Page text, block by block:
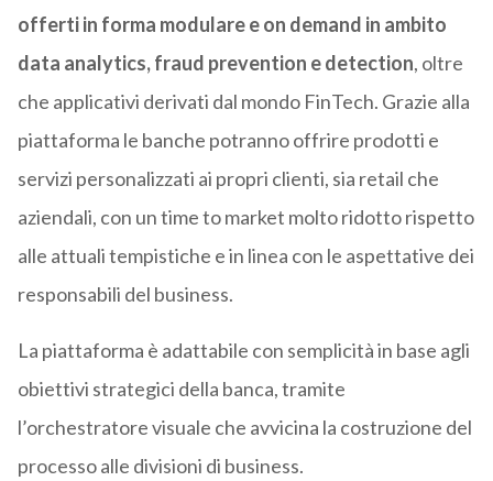
offerti in forma modulare e on demand in ambito
data analytics, fraud prevention e detection, oltre
che applicativi derivati dal mondo FinTech. Grazie alla
piattaforma le banche potranno offrire prodotti e
servizi personalizzati ai propri clienti, sia retail che
aziendali, con un time to market molto ridotto rispetto
alle attuali tempistiche e in linea con le aspettative dei
responsabili del business.
La piattaforma è adattabile con semplicità in base agli
obiettivi strategici della banca, tramite
l’orchestratore visuale che avvicina la costruzione del
processo alle divisioni di business.